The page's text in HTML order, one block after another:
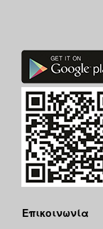
Επικοινωνία